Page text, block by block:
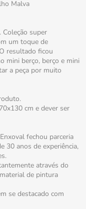
Malva
Coleção super
um toque de
resultado ficou
mini berço, berço e mini
a peça por muito
cm e dever ser
fechou parceria
30 anos de experiência,
através do
de pintura
se destacado com